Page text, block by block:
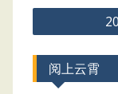
Post
navigation
阅上云霄